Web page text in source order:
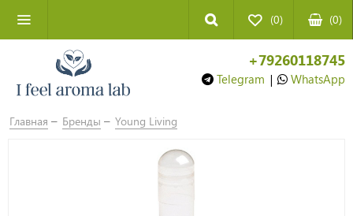
(0) (0)
+79260118745
Telegram | WhatsApp
Главная Бренды Young Living